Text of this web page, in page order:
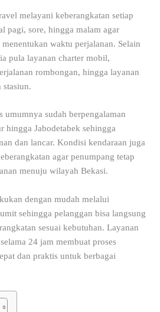
melayani keberangkatan setiap
pagi, sore, hingga malam agar
waktu perjalanan. Selain
pula layanan charter mobil,
rombongan, hingga layanan
stasiun.
umumnya sudah berpengalaman
hingga Jabodetabek sehingga
dan lancar. Kondisi kendaraan juga
agar penumpang tetap
menuju wilayah Bekasi.
dengan mudah melalui
sehingga pelanggan bisa langsung
sesuai kebutuhan. Layanan
24 jam membuat proses
dan praktis untuk berbagai